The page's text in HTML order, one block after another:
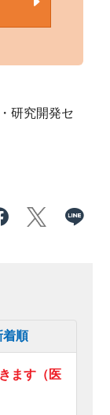
研究開発セ
着順
ます（医